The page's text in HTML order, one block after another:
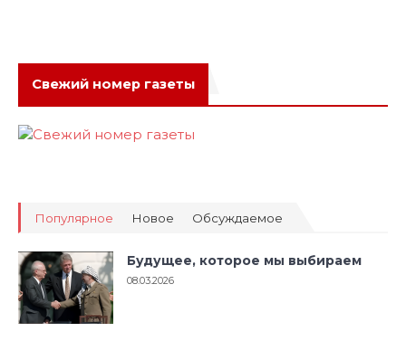
Свежий номер газеты
Популярное Новое Обсуждаемое
Будущее, которое мы выбираем
08.03.2026